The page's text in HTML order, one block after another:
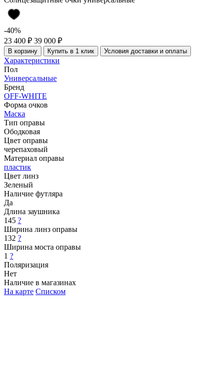
-40%
23 400 ₽ 39 000 ₽
В корзину Купить в 1 клик Условия доставки и оплаты
Характеристики
Пол
Универсальные
Бренд
OFF-WHITE
Форма очков
Маска
Тип оправы
Ободковая
Цвет оправы
черепаховый
Материал оправы
пластик
Цвет линз
Зеленый
Наличие футляра
Да
Длина заушника
145 ?
Ширина линз оправы
132 ?
Ширина моста оправы
1 ?
Поляризация
Нет
Наличие в магазинах
На карте Списком